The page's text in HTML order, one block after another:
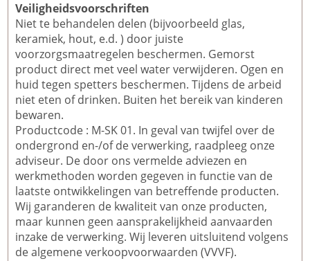
Veiligheidsvoorschriften
Niet te behandelen delen (bijvoorbeeld glas,
keramiek, hout, e.d. ) door juiste
voorzorgsmaatregelen beschermen. Gemorst
product direct met veel water verwijderen. Ogen en
huid tegen spetters beschermen. Tijdens de arbeid
niet eten of drinken. Buiten het bereik van kinderen
bewaren.
Productcode : M-SK 01. In geval van twijfel over de
ondergrond en-/of de verwerking, raadpleeg onze
adviseur. De door ons vermelde adviezen en
werkmethoden worden gegeven in functie van de
laatste ontwikkelingen van betreffende producten.
Wij garanderen de kwaliteit van onze producten,
maar kunnen geen aansprakelijkheid aanvaarden
inzake de verwerking. Wij leveren uitsluitend volgens
de algemene verkoopvoorwaarden (VVVF).